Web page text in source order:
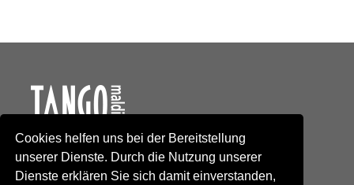
Cookies helfen uns bei der Bereitstellung
unserer Dienste. Durch die Nutzung unserer
Dienste erklären Sie sich damit einverstanden,
Newsletteranmeldung
Newsletterabmeldung